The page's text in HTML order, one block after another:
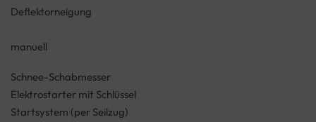
Deflektorneigung
manuell
Schnee-Schabmesser
Elektrostarter mit Schlüssel
Startsystem (per Seilzug)